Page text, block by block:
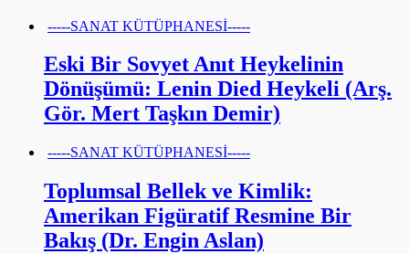
-----SANAT KÜTÜPHANESİ-----
Eski Bir Sovyet Anıt Heykelinin
Dönüşümü: Lenin Died Heykeli (Arş.
Gör. Mert Taşkın Demir)
-----SANAT KÜTÜPHANESİ-----
Toplumsal Bellek ve Kimlik:
Amerikan Figüratif Resmine Bir
Bakış (Dr. Engin Aslan)